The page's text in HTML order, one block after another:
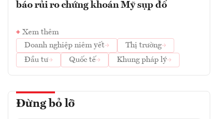
báo rủi ro chứng khoán Mỹ sụp đổ
Xem thêm
Doanh nghiệp niêm yết
Thị trường
Đầu tư
Quốc tế Khung pháp lý
Đừng bỏ lỡ